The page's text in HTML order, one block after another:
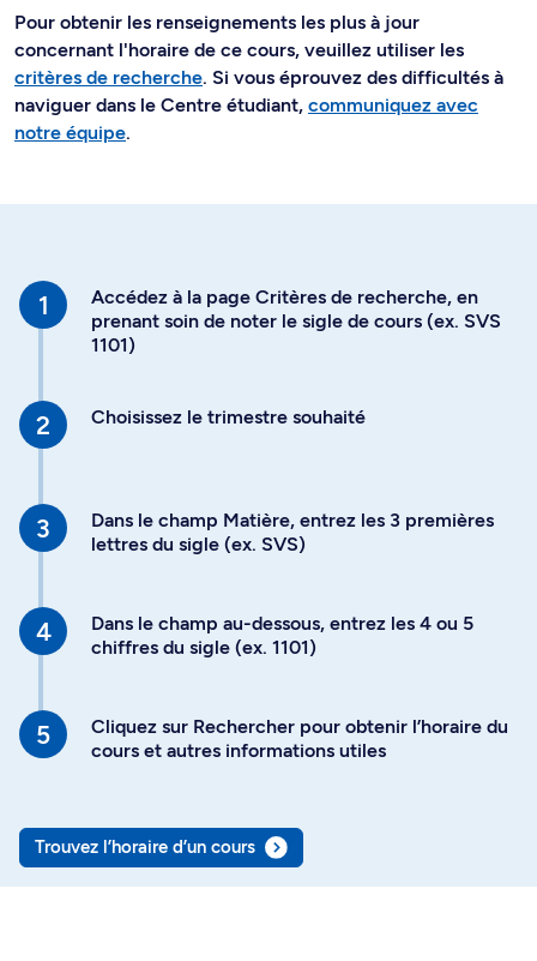
Pour obtenir les renseignements les plus à jour
concernant l'horaire de ce cours, veuillez utiliser les
critères de recherche. Si vous éprouvez des difficultés à
naviguer dans le Centre étudiant, communiquez avec
notre équipe.
Accédez à la page Critères de recherche, en
prenant soin de noter le sigle de cours (ex. SVS
1101)
Choisissez le trimestre souhaité
Dans le champ Matière, entrez les 3 premières
lettres du sigle (ex. SVS)
Dans le champ au-dessous, entrez les 4 ou 5
chiffres du sigle (ex. 1101)
Cliquez sur Rechercher pour obtenir l’horaire du
cours et autres informations utiles
Trouvez l’horaire d’un cours